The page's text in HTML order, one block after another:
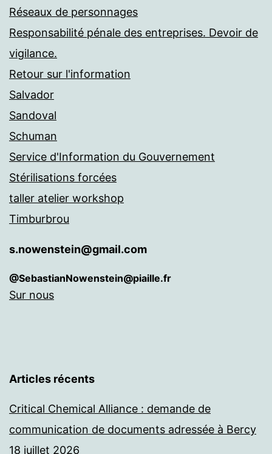
Réseaux de personnages
Responsabilité pénale des entreprises. Devoir de
vigilance.
Retour sur l'information
Salvador
Sandoval
Schuman
Service d'Information du Gouvernement
Stérilisations forcées
taller atelier workshop
Timburbrou
s.nowenstein@gmail.com
@SebastianNowenstein@piaille.fr
Sur nous
Articles récents
Critical Chemical Alliance : demande de
communication de documents adressée à Bercy
18 juillet 2026